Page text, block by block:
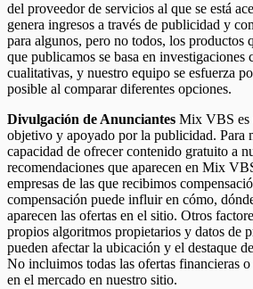
del proveedor de servicios al que se está
genera ingresos a través de publicidad y
para algunos, pero no todos, los productos
que publicamos se basa en investigaciones
cualitativas, y nuestro equipo se esfuerza
posible al comparar diferentes opciones.
Divulgación de Anunciantes Mix VBS es
objetivo y apoyado por la publicidad. Para
capacidad de ofrecer contenido gratuito a
recomendaciones que aparecen en Mix
empresas de las que recibimos
compensación puede influir en cómo,
aparecen las ofertas en el sitio. Otros
propios algoritmos propietarios y datos de
pueden afectar la ubicación y el destaque
No incluimos todas las ofertas financieras
en el mercado en nuestro sitio.